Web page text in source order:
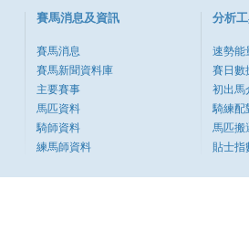
賽馬消息及資訊
賽馬消息
賽馬新聞資料庫
主要賽事
馬匹資料
騎師資料
練馬師資料
分析
速勢能
賽日數
初出馬
騎練配
馬匹搬
貼士指